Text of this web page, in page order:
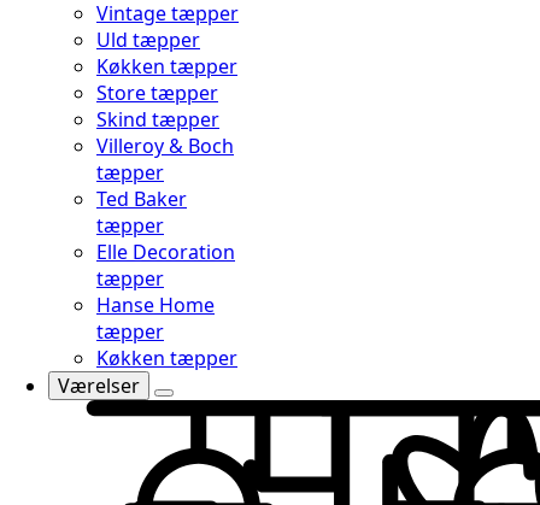
Vintage tæpper
Uld tæpper
Køkken tæpper
Store tæpper
Skind tæpper
Villeroy & Boch
tæpper
Ted Baker
tæpper
Elle Decoration
tæpper
Hanse Home
tæpper
Køkken tæpper
Værelser